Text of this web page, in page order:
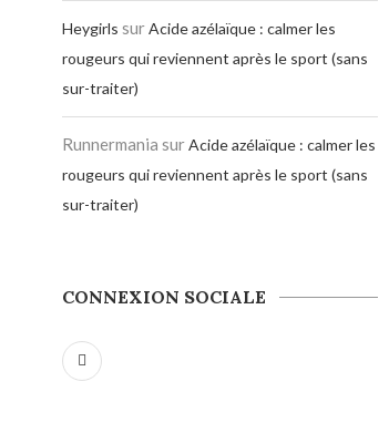
Heygirls surAcide azélaïque : calmer les
rougeurs qui reviennent après le sport (sans
sur-traiter)
Runnermania surAcide azélaïque : calmer les
rougeurs qui reviennent après le sport (sans
sur-traiter)
CONNEXION SOCIALE